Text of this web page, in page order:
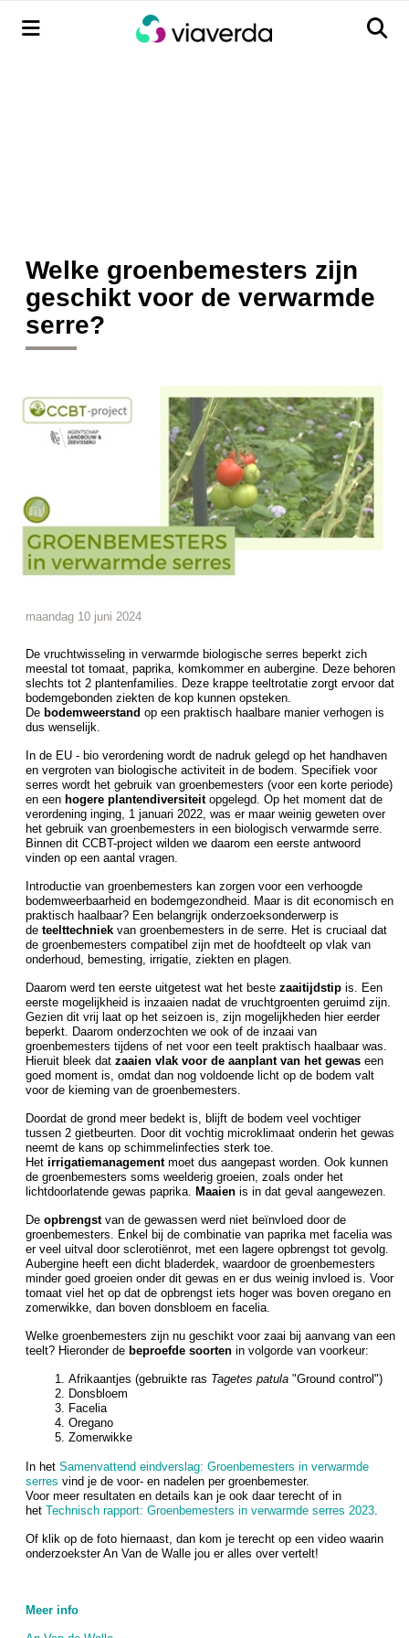
Menu Menu
Welke groenbemesters zijn
geschikt voor de verwarmde
serre?
maandag 10 juni 2024
De vruchtwisseling in verwarmde biologische serres beperkt zich
meestal tot tomaat, paprika, komkommer en aubergine. Deze behoren
slechts tot 2 plantenfamilies. Deze krappe teeltrotatie zorgt ervoor dat
bodemgebonden ziekten de kop kunnen opsteken.
De bodemweerstand op een praktisch haalbare manier verhogen is
dus wenselijk.
In de EU - bio verordening wordt de nadruk gelegd op het handhaven
en vergroten van biologische activiteit in de bodem. Specifiek voor
serres wordt het gebruik van groenbemesters (voor een korte periode)
en een hogere plantendiversiteitopgelegd. Op het moment dat de
verordening inging, 1 januari 2022, was er maar weinig geweten over
het gebruik van groenbemesters in een biologisch verwarmde serre.
Binnen dit CCBT-project wilden we daarom een eerste antwoord
vinden op een aantal vragen.
Introductie van groenbemesters kan zorgen voor een verhoogde
bodemweerbaarheid en bodemgezondheid. Maar is dit economisch en
praktisch haalbaar? Een belangrijk onderzoeksonderwerp is
de teelttechniek van groenbemesters in de serre. Het is cruciaal dat
de groenbemesters compatibel zijn met de hoofdteelt op vlak van
onderhoud, bemesting, irrigatie, ziekten en plagen.
Daarom werd ten eerste uitgetest wat het beste zaaitijdstip is. Een
eerste mogelijkheid is inzaaien nadat de vruchtgroenten geruimd zijn.
Gezien dit vrij laat op het seizoen is, zijn mogelijkheden hier eerder
beperkt. Daarom onderzochten we ook of de inzaai van
groenbemesters tijdens of net voor een teelt praktisch haalbaar was.
Hieruit bleek dat zaaien vlak voor de aanplant van het gewas een
goed moment is, omdat dan nog voldoende licht op de bodem valt
voor de kieming van de groenbemesters.
Doordat de grond meer bedekt is, blijft de bodem veel vochtiger
tussen 2 gietbeurten. Door dit vochtig microklimaat onderin het gewas
neemt de kans op schimmelinfecties sterk toe.
Het irrigatiemanagement moet dus aangepast worden. Ook kunnen
de groenbemesters soms weelderig groeien, zoals onder het
lichtdoorlatende gewas paprika.
Maaien is in dat geval aangewezen.
De opbrengst van de gewassen werd niet beïnvloed door de
groenbemesters. Enkel bij de combinatie van paprika met facelia was
er veel uitval door sclerotiënrot, met een lagere opbrengst tot gevolg.
Aubergine heeft een dicht bladerdek, waardoor de groenbemesters
minder goed groeien onder dit gewas en er dus weinig invloed is. Voor
tomaat viel het op dat de opbrengst iets hoger was boven oregano en
zomerwikke, dan boven donsbloem en facelia.
Welke groenbemesters zijn nu geschikt voor zaai bij aanvang van een
teelt? Hieronder de beproefde soorten in volgorde van voorkeur:
Afrikaantjes (gebruikte ras Tagetes patula "Ground control")
Donsbloem
Facelia
Oregano
Zomerwikke
In het Samenvattend eindverslag: Groenbemesters in verwarmde
serres vind je de voor- en nadelen per groenbemester.
Voor meer resultaten en details kan je ook daar terecht of in
het Technisch rapport: Groenbemesters in verwarmde serres 2023
Of klik op de foto hiernaast, dan kom je terecht op een video waarin
onderzoekster An Van de Walle jou er alles over vertelt!
Meer info